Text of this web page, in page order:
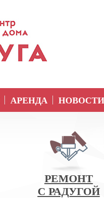
АРЕНДА НОВОСТИ
РЕМОНТ
С РАДУГОЙ